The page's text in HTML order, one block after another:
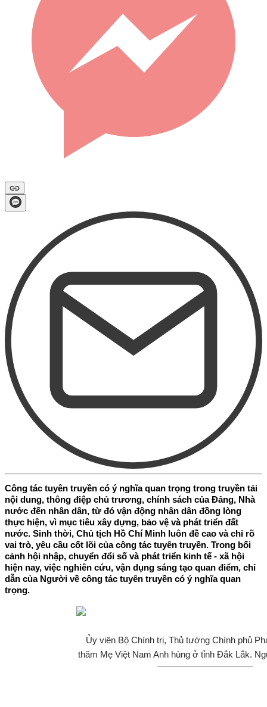
Công tác tuyên truyền có ý nghĩa quan trọng trong truyền tải
nội dung, thông điệp chủ trương, chính sách của Đảng, Nhà
nước đến nhân dân, từ đó vận động nhân dân đồng lòng
thực hiện, vì mục tiêu xây dựng, bảo vệ và phát triển đất
nước. Sinh thời, Chủ tịch Hồ Chí Minh luôn đề cao và chỉ rõ
vai trò, yêu cầu cốt lõi của công tác tuyên truyền. Trong bối
cảnh hội nhập, chuyển đổi số và phát triển kinh tế - xã hội
hiện nay, việc nghiên cứu, vận dụng sáng tạo quan điểm, chỉ
dẫn của Người về công tác tuyên truyền có ý nghĩa quan
trọng.
Ủy viên Bộ Chính trị, Thủ tướng Chính phủ
thăm Mẹ Việt Nam Anh hùng ở tỉnh Đắk Lắk.